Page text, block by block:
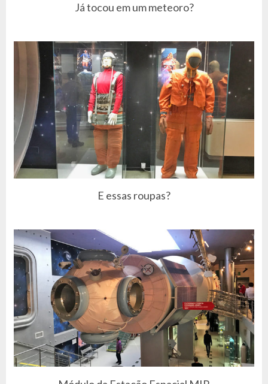
Já tocou em um meteoro?
E essas roupas?